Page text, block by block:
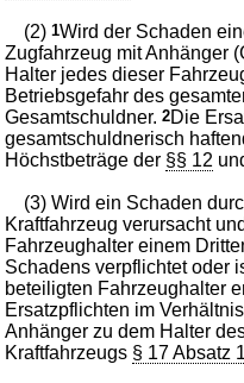
(2)1Wird der Schaden
Zugfahrzeug mit Anhänger
Halter jedes dieser
Betriebsgefahr des
Gesamtschuldner.2Die
gesamtschuldnerisch
Höchstbeträge der §§ 12
(3) Wird ein Schaden
Kraftfahrzeug verursacht
Fahrzeughalter einem
Schadens verpflichtet oder
beteiligten Fahrzeughalter
Ersatzpflichten im
Anhänger zu dem Halter
Kraftfahrzeugs § 17 Absatz